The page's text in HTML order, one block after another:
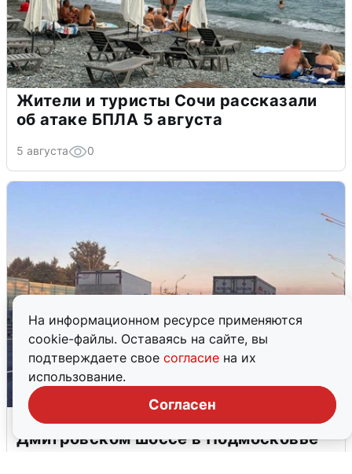
На информационном ресурсе применяются
cookie-файлы. Оставаясь на сайте, вы
подтверждаете свое согласие на их
использование.
Согласен
Жители и туристы Сочи рассказали
об атаке БПЛА 5 августа
5 августа 0
Пять машин столкнулись на
Дмитровском шоссе в Подмосковье